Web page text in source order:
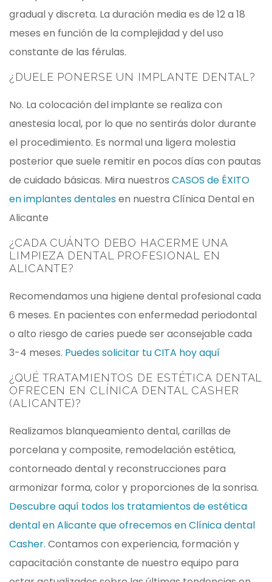
gradual y discreta. La duración media es de 12 a 18
meses en función de la complejidad y del uso
constante de las férulas.
¿DUELE PONERSE UN IMPLANTE DENTAL?
No. La colocación del implante se realiza con
anestesia local, por lo que no sentirás dolor durante
el procedimiento. Es normal una ligera molestia
posterior que suele remitir en pocos días con pautas
de cuidado básicas. Mira nuestros CASOS de ÉXITO
en implantes dentalesen nuestra Clínica Dental en
Alicante
¿CADA CUÁNTO DEBO HACERME UNA
LIMPIEZA DENTAL PROFESIONAL EN
ALICANTE?
Recomendamos una higiene dental profesional cada
6 meses. En pacientes con enfermedad periodontal
o alto riesgo de caries puede ser aconsejable cada
3-4 meses. Puedes solicitar tu CITA hoy aquí
¿QUÉ TRATAMIENTOS DE ESTÉTICA DENTAL
OFRECEN EN CLÍNICA DENTAL CASHER
(ALICANTE)?
Realizamos blanqueamiento dental, carillas de
porcelana y composite, remodelación estética,
contorneado dental y reconstrucciones para
armonizar forma, color y proporciones de la sonrisa.
Descubre aquí todos los tratamientos de estética
dental en Alicante que ofrecemos en Clínica dental
Casher. Contamos con experiencia, formación y
capacitación constante de nuestro equipo para